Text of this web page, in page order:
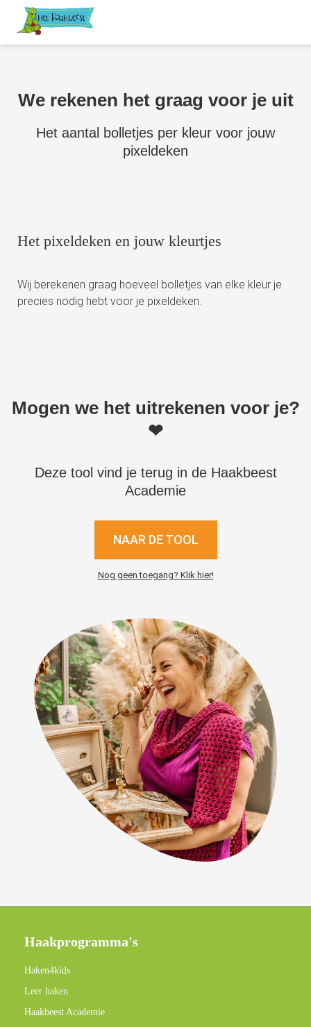
We rekenen het graag voor je uit
Het aantal bolletjes per kleur voor jouw
pixeldeken
Het pixeldeken en jouw kleurtjes
Wij berekenen graag hoeveel bolletjes van elke kleur je
precies nodig hebt voor je pixeldeken.
Mogen we het uitrekenen voor je?
❤
Deze tool vind je terug in de Haakbeest
Academie
NAAR DE TOOL
Nog geen toegang? Klik hier!
Haakprogramma's
Haken4kids
Leer haken
Haakbeest Academie